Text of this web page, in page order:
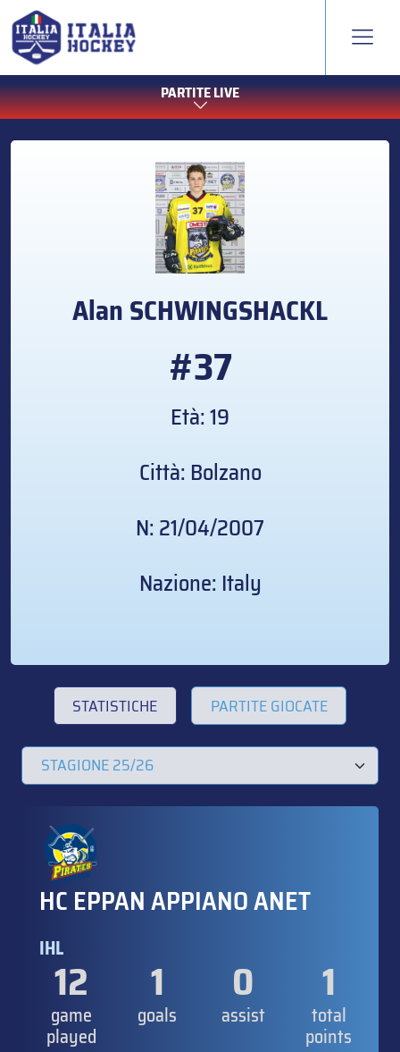
PARTITE LIVE
AlanSCHWINGSHACKL
#37
Età: 19
Città: Bolzano
N: 21/04/2007
Nazione: Italy
STATISTICHE PARTITE GIOCATE
HC EPPAN APPIANO ANET
IHL
12
game
played
1
goals
0
assist
1
total
points